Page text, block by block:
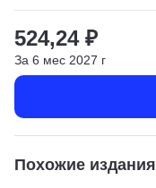
524,24 ₽
За 6 мес 2027 г
Похожие издания